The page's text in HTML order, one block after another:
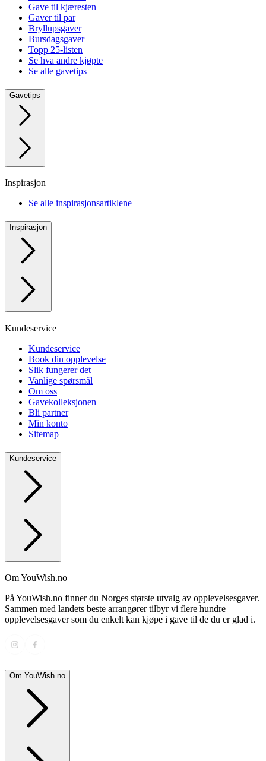
Gave til kjæresten
Gaver til par
Bryllupsgaver
Bursdagsgaver
Topp 25-listen
Se hva andre kjøpte
Se alle gavetips
Gavetips
Inspirasjon
Se alle inspirasjonsartiklene
Inspirasjon
Kundeservice
Kundeservice
Book din opplevelse
Slik fungerer det
Vanlige spørsmål
Om oss
Gavekolleksjonen
Bli partner
Min konto
Sitemap
Kundeservice
Om YouWish.no
På YouWish.no finner du Norges største utvalg av opplevelsesgaver.
Sammen med landets beste arrangører tilbyr vi flere hundre
opplevelsesgaver som du enkelt kan kjøpe i gave til de du er glad i.
Om YouWish.no